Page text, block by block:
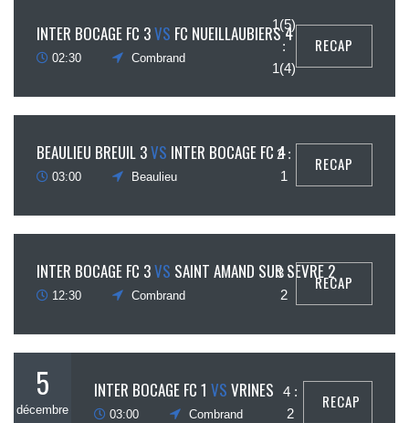
INTER BOCAGE FC 3VS FC NUEILLAUBIERS 4
02:30 Combrand
1(5)
:
1(4)
RECAP
BEAULIEU BREUIL 3VS INTER BOCAGE FC 4
03:00 Beaulieu
2 :
1
RECAP
INTER BOCAGE FC 3VS SAINT AMAND SUR SEVRE 2
12:30 Combrand
3 :
2
RECAP
5
décembre
INTER BOCAGE FC 1 VS VRINES
03:00 Combrand
4 :
2
RECAP